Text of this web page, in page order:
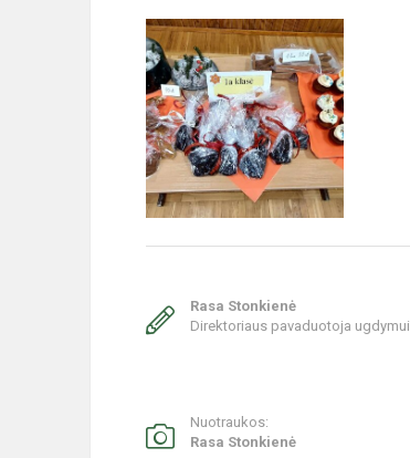
Rasa Stonkienė
Direktoriaus pavaduotoja ugdymui
Nuotraukos:
Rasa Stonkienė